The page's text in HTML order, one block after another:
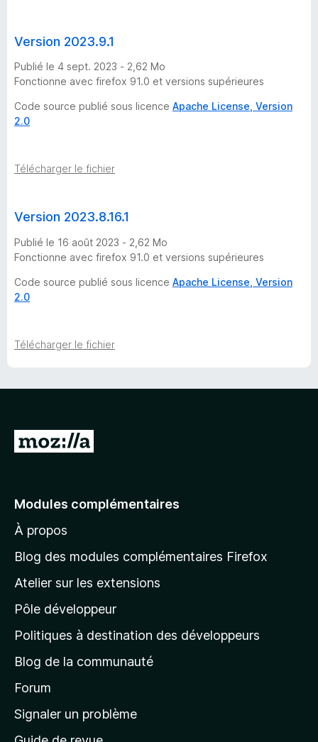
Version 2023.9.1
Publié le 4 sept. 2023 - 2,62 Mo
Fonctionne avec firefox 91.0 et versions supérieures
Code source publié sous licence Apache License, Version
2.0
Télécharger le fichier
Version 2023.8.16.1
Publié le 16 août 2023 - 2,62 Mo
Fonctionne avec firefox 91.0 et versions supérieures
Code source publié sous licence Apache License, Version
2.0
Télécharger le fichier
A
e
à
l
p
a
g
d
a
Modules complémentaires
À propos
Blog des modules complémentaires Firefox
Atelier sur les extensions
Pôle développeur
Politiques à destination des développeurs
Blog de la communauté
Forum
Signaler un problème